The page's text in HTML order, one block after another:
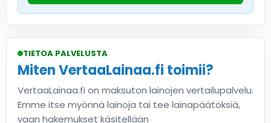
TIETOA PALVELUSTA
Miten VertaaLainaa.fi toimii?
VertaaLainaa.fi on maksuton lainojen vertailupalvelu.
Emme itse myönnä lainoja tai tee lainapäätöksiä,
vaan hakemukset käsitellään